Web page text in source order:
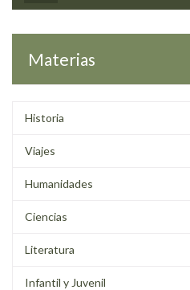
Materias
Historia
Viajes
Humanidades
Ciencias
Literatura
Infantil y Juvenil